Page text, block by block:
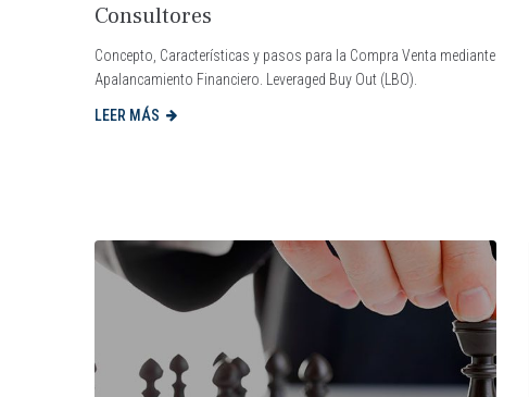
Consultores
Concepto, Características y pasos para la Compra Venta mediante
Apalancamiento Financiero. Leveraged Buy Out (LBO).
LEER MÁS